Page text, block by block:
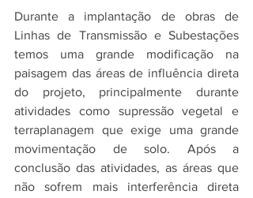
Durante a implantação de obras de
Linhas de Transmissão e Subestações
temos uma grande modificação na
paisagem das áreas de influência direta
do projeto, principalmente durante
atividades como supressão vegetal e
terraplanagem que exige uma grande
movimentação de solo. Após a
conclusão das atividades, as áreas que
não sofrem mais interferência direta